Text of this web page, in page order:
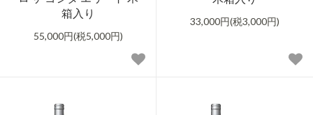
箱入り
55,000円(税5,000円)
33,000円(税3,000円)